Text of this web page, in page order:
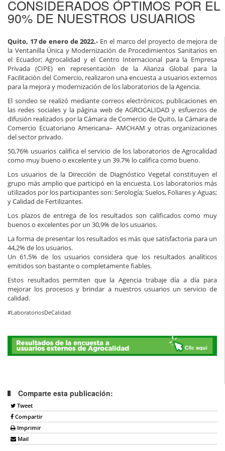
CONSIDERADOS ÓPTIMOS POR EL
90% DE NUESTROS USUARIOS
Quito, 17 de enero de 2022.- En el marco del proyecto de mejora de
la Ventanilla Única y Modernización de Procedimientos Sanitarios en
el Ecuador; Agrocalidad y el Centro Internacional para la Empresa
Privada (CIPE) en representación de la Alianza Global para la
Facilitación del Comercio, realizaron una encuesta a usuarios externos
para la mejora y modernización de los laboratorios de la Agencia.
El sondeo se realizó mediante correos electrónicos, publicaciones en
las redes sociales y la página web de AGROCALIDAD y esfuerzos de
difusión realizados por la Cámara de Comercio de Quito, la Cámara de
Comercio Ecuatoriano Americana– AMCHAM y otras organizaciones
del sector privado.
50,76% usuarios califica el servicio de los laboratorios de Agrocalidad
como muy bueno o excelente y un 39.7% lo califica como bueno.
Los usuarios de la Dirección de Diagnóstico Vegetal constituyen el
grupo más amplio que participó en la encuesta. Los laboratorios más
utilizados por los participantes son: Serología; Suelos, Foliares y Aguas;
y Calidad de Fertilizantes.
Los plazos de entrega de los resultados son calificados como muy
buenos o excelentes por un 30,9% de los usuarios.
La forma de presentar los resultados es más que satisfactoria para un
44,2% de los usuarios.
Un 61,5% de los usuarios considera que los resultados analíticos
emitidos son bastante o completamente fiables.
Estos resultados permiten que la Agencia trabaje día a día para
mejorar los procesos y brindar a nuestros usuarios un servicio de
calidad.
#LaboratoriosDeCalidad
Comparte esta publicación:
Tweet
Compartir
Imprimir
Mail